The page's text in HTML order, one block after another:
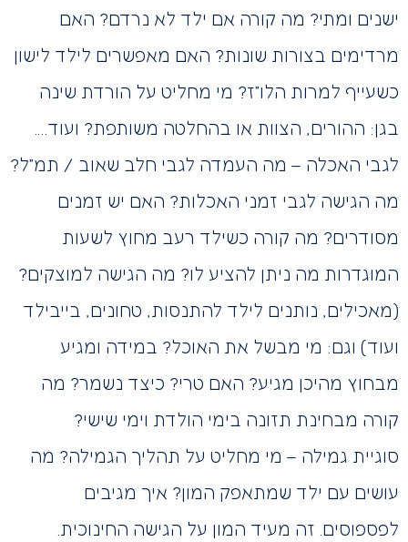
ישנים ומתי? מה קורה אם ילד לא נרדם? האם
מרדימים בצורות שונות? האם מאפשרים לילד לישון
כשעייף למרות הלו”ז? מי מחליט על הורדת שינה
בגן: ההורים, הצוות או בהחלטה משותפת? ועוד….
לגבי האכלה – מה העמדה לגבי חלב שאוב / תמ”ל?
מה הגישה לגבי זמני האכלות? האם יש זמנים
מסודרים? מה קורה כשילד רעב מחוץ לשעות
המוגדרות מה ניתן להציע לו? מה הגישה למוצקים?
(מאכילים, נותנים לילד להתנסות, טחונים, בייבילד
ועוד) וגם: מי מבשל את האוכל? במידה ומגיע
מבחוץ מהיכן מגיע? האם טרי? כיצד נשמר? מה
קורה מבחינת תזונה בימי הולדת וימי שישי?
סוגיית גמילה – מי מחליט על תהליך הגמילה? מה
עושים עם ילד שמתאפק המון? איך מגיבים
לפספוסים. זה מעיד המון על הגישה החינוכית.